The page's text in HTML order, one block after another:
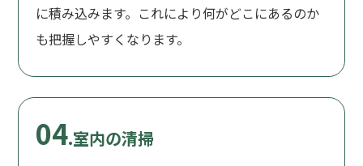
に積み込みます。これにより何がどこにあるのか
も把握しやすくなります。
04.室内の清掃